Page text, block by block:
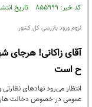
کد خبر: ۸۵۵۹۹۹ تاریخ انتشار : ۱۴۰۳/۰۷/۲۰
لزوم ورود بازرسی کل کشور
آقای زاکانی! هرجای
ح است
انتظار می‌رود نهادهای
عمومی در خصوص دخالت های